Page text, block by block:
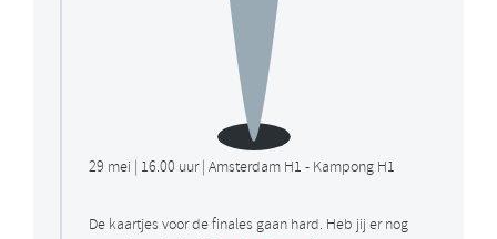
29 mei | 16.00 uur | Amsterdam H1 - Kampong H1
De kaartjes voor de finales gaan hard. Heb jij er nog